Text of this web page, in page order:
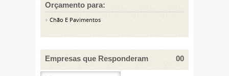
Orçamento para:
Chão E Pavimentos
Empresas que Responderam 00